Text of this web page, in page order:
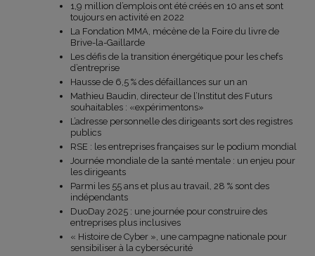
1,9 million d’emplois ont été créés en 10 ans et sont
toujours en activité en 2022
La Fondation MMA, mécène de la Foire du livre de
Brive-la-Gaillarde
Les défis de la transition énergétique pour les chefs
d’entreprise
Hausse de 6,5 % des défaillances sur un an
Mathieu Baudin, directeur de l’Institut des Futurs
souhaitables : «expérimentons»
L’adresse personnelle des dirigeants sort des registres
publics
RSE : les entreprises françaises sur le podium mondial
Journée mondiale de la santé mentale : un enjeu pour
les dirigeants
Parmi les 55 ans et plus au travail, 28 % sont des
indépendants
DuoDay 2025 : une journée pour construire des
entreprises plus inclusives
« Histoire de Cyber », une campagne nationale pour
sensibiliser à la cybersécurité